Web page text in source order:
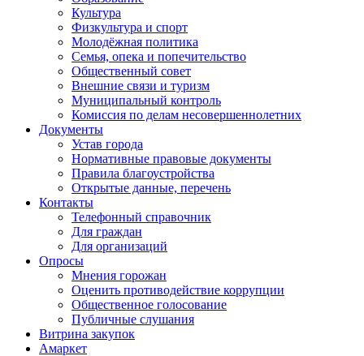
Культура
Физкультура и спорт
Молодёжная политика
Семья, опека и попечительство
Общественный совет
Внешние связи и туризм
Муниципальный контроль
Комиссия по делам несовершеннолетних
Документы
Устав города
Нормативные правовые документы
Правила благоустройства
Открытые данные, перечень
Контакты
Телефонный справочник
Для граждан
Для организаций
Опросы
Мнения горожан
Оценить противодействие коррупции
Общественное голосование
Публичные слушания
Витрина закупок
Амаркет